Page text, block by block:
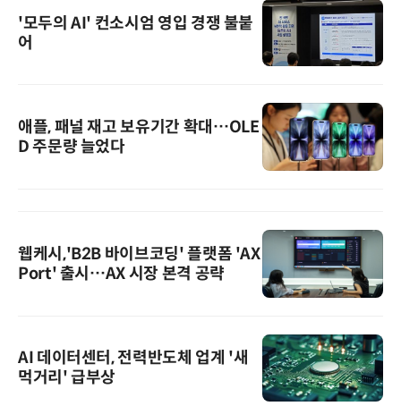
'모두의 AI' 컨소시엄 영입 경쟁 불붙
어
애플, 패널 재고 보유기간 확대…OLE
D 주문량 늘었다
웹케시,'B2B 바이브코딩' 플랫폼 'AX
Port' 출시…AX 시장 본격 공략
AI 데이터센터, 전력반도체 업계 '새
먹거리' 급부상